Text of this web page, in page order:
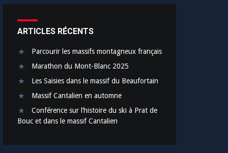
ARTICLES RÉCENTS
Parcourir les massifs montagneux français
Marathon du Mont-Blanc 2025
Les Saisies dans le massif du Beaufortain
Massif Cantalien en automne
Conférence sur l’histoire du ski à Prat de
Bouc et dans le massif Cantalien